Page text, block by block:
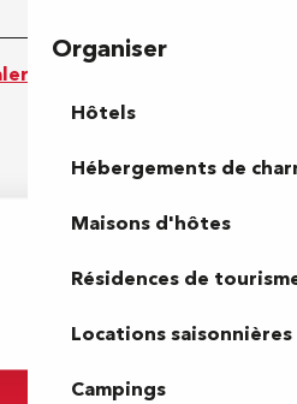
Organiser
Hôtels
Hébergements de
Maisons d'hôtes
Résidences de
Locations saisonnières
Campings
une erreur
Brochures